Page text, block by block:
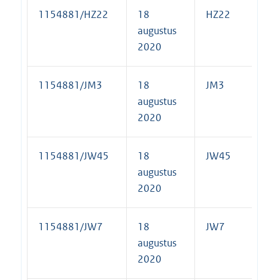
1154881/HZ22
18
augustus
2020
HZ22
1154881/JM3
18
augustus
2020
JM3
1154881/JW45
18
augustus
2020
JW45
1154881/JW7
18
augustus
2020
JW7